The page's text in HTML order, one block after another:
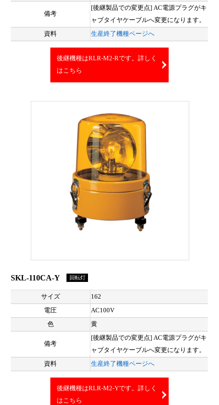
備考
[後継製品での変更点] AC電源プラグがキ
ャブタイヤケーブルへ変更になります。
資料
生産終了機種ページへ
後継機種はRLR-M2-Rです。詳しく
はこちら
SKL-110CA-Y 回転灯
サイズ
162
電圧
AC100V
色
黄
備考
[後継製品での変更点] AC電源プラグがキ
ャブタイヤケーブルへ変更になります。
資料
生産終了機種ページへ
後継機種はRLR-M2-Yです。詳しく
はこちら